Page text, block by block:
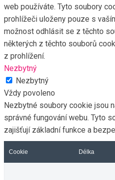
web používáte. Tyto soubory
prohlížeči uloženy pouze s
možnost odhlásit se z těchto
některých z těchto souborů
z prohlížení.
Nezbytný
Nezbytný
Vždy povoleno
Nezbytné soubory cookie jsou
správné fungování webu. Tyto
zajišťují základní funkce a
Cookie Délka